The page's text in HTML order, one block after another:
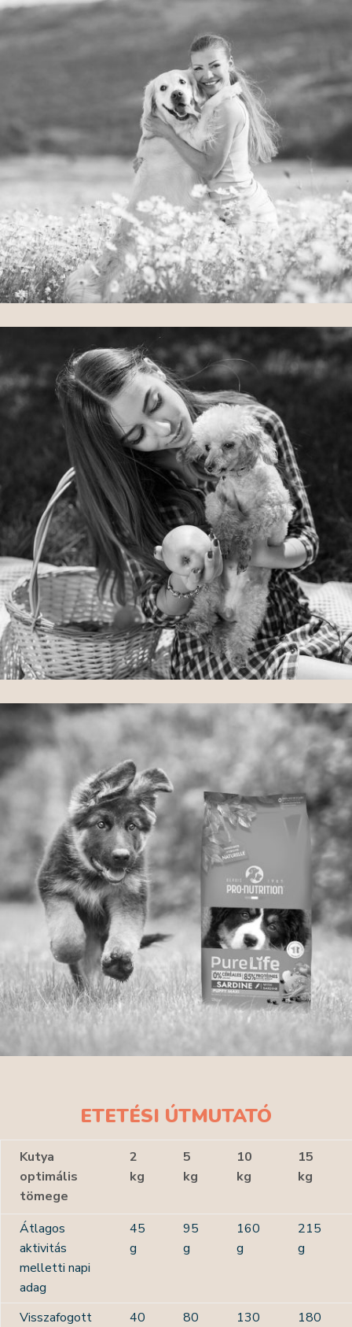
ETETÉSI ÚTMUTATÓ
Kutya
optimális
tömege
2
kg
5
kg
10
kg
15
kg
Átlagos
aktivitás
melletti napi
adag
45
g
95
g
160
g
215
g
Visszafogott
40
80
130
180